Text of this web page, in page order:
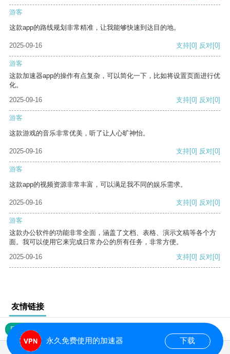
游客
这款app的路线规划非常精准，让我能够快速到达目的地。
2025-09-16 支持[0] 反对[0]
游客
这款加速器app的操作有点复杂，可以简化一下，比如将设置页面进行优
化。
2025-09-16
支持[0] 反对[0]
游客
这款游戏的音乐非常优美，听了让人心旷神怡。
2025-09-16 支持[0] 反对[0]
游客
这款app的视频资源非常丰富，可以满足我不同的娱乐需求。
2025-09-16 支持[0] 反对[0]
游客
这款办公软件的功能非常全面，涵盖了文档、表格、演示文稿等各个方
面。我可以使用它来完成日常办公的所有任务，非常方便。
2025-09-16
支持[0] 反对[0]
友情链接
网站地图
永久免费使用的加速器 下载